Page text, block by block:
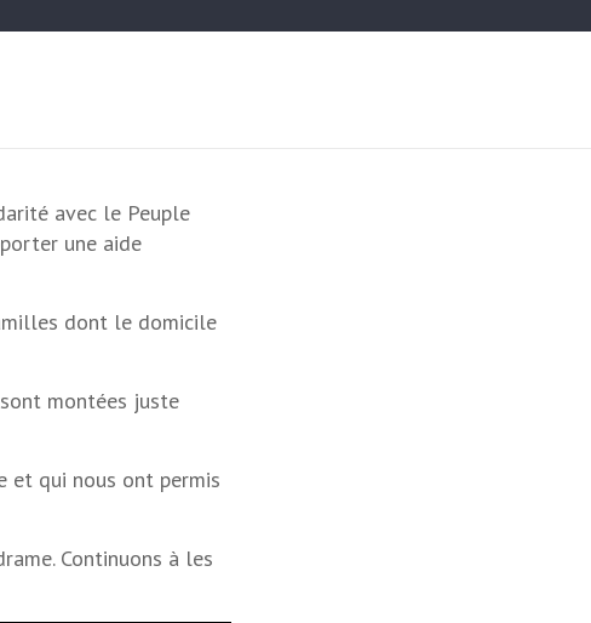
avec le Peuple
une aide
dont le domicile
montées juste
et qui nous ont permis
Continuons à les